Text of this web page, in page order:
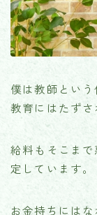
僕は教師とい
教育にはたずさ
給料もそこま
定しています。
お金持ちには